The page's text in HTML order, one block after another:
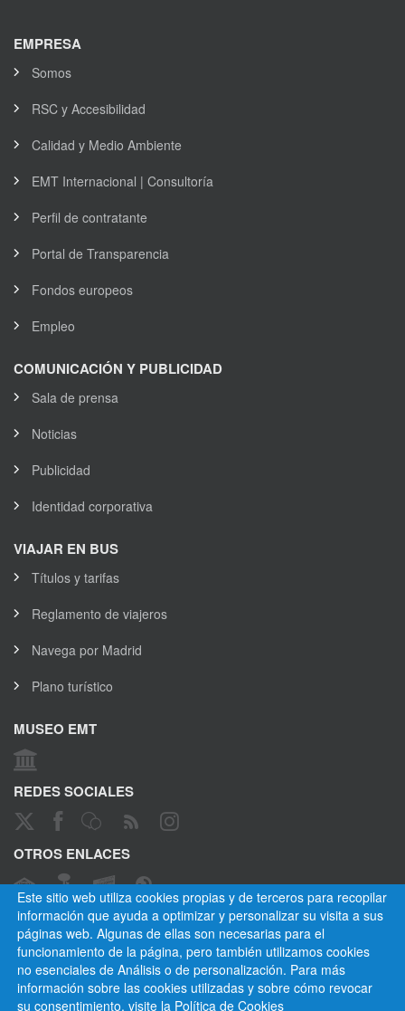
Este sitio web utiliza cookies propias y de terceros para recopilar
información que ayuda a optimizar y personalizar su visita a sus
páginas web. Algunas de ellas son necesarias para el
funcionamiento de la página, pero también utilizamos cookies
no esenciales de Análisis o de personalización. Para más
información sobre las cookies utilizadas y sobre cómo revocar
su consentimiento, visite la Política de Cookies
EMPRESA
Somos
RSC y Accesibilidad
Calidad y Medio Ambiente
EMT Internacional | Consultoría
Perfil de contratante
Portal de Transparencia
Fondos europeos
Empleo
COMUNICACIÓN Y PUBLICIDAD
Sala de prensa
Noticias
Publicidad
Identidad corporativa
VIAJAR EN BUS
Títulos y tarifas
Reglamento de viajeros
Navega por Madrid
Plano turístico
MUSEO EMT
REDES SOCIALES
OTROS ENLACES
CANAL ÉTICO